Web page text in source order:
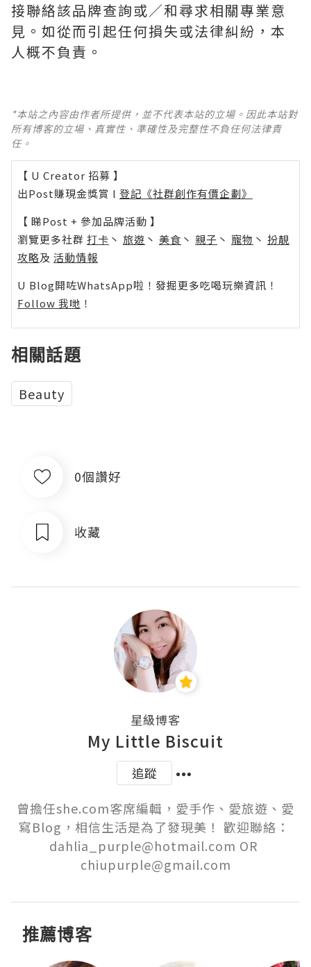
接聯絡該品牌查詢或∕和尋求相關專業意
見。如從而引起任何損失或法律糾紛，本
人概不負責。
*本站之內容由作者所提供，並不代表本站的立場。因此本站對
所有博客的立場、真實性、準確性及完整性不負任何法律責
任。
【 U Creator 招募 】
出Post賺現金獎賞 l 登記《社群創作有價企劃》
【 睇Post + 參加品牌活動 】
瀏覽更多社群 打卡 丶 旅遊 丶 美食 丶 親子 丶 寵物 丶 扮靚
攻略及 活動情報
U Blog開咗WhatsApp啦！發掘更多吃喝玩樂資訊！
Follow 我哋 ！
相關話題
Beauty
0個讚好
收藏
星級博客
My Little Biscuit
追蹤
曾擔任she.com客席編輯，愛手作、愛旅遊、愛
寫Blog，相信生活是為了發現美！ 歡迎聯絡：
dahlia_purple@hotmail.com OR
chiupurple@gmail.com
推薦博客